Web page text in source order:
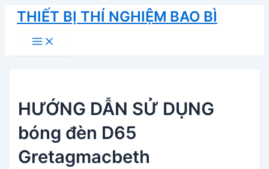
Skip
content
THIẾT BỊ THÍ NGHIỆM BAO BÌ
Main
Menu
HƯỚNG DẪN SỬ DỤNG
bóng đèn D65
Gretagmacbeth